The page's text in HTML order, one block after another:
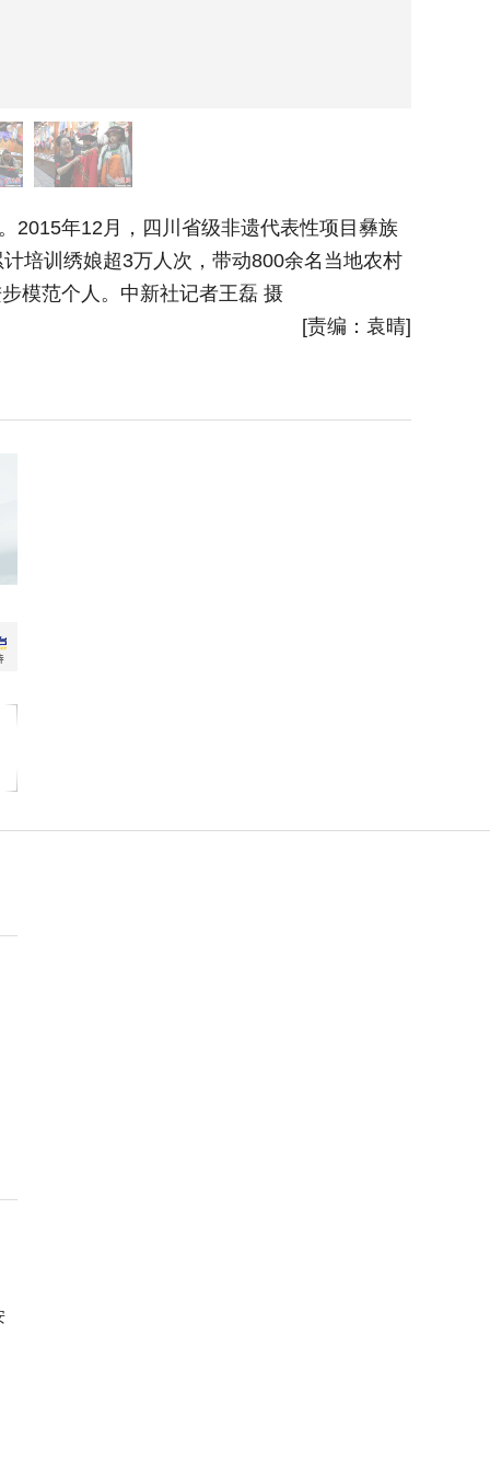
年12月，四川省级非遗代表性项目彝族
培训绣娘超3万人次，带动800余名当地农村
模范个人。中新社记者王磊 摄
[责编：袁晴]